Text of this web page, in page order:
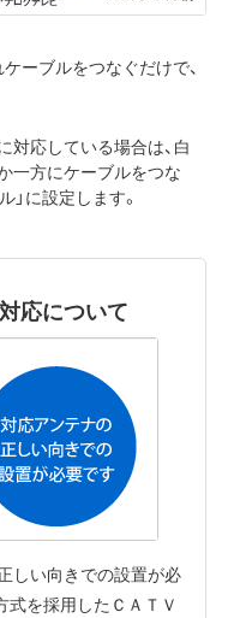
ケーブルをつなぐだけで、
応している場合は、白
一方にケーブルをつな
」に設定します。
応について
しい向きでの設置が必
式を採用したＣＡＴＶ